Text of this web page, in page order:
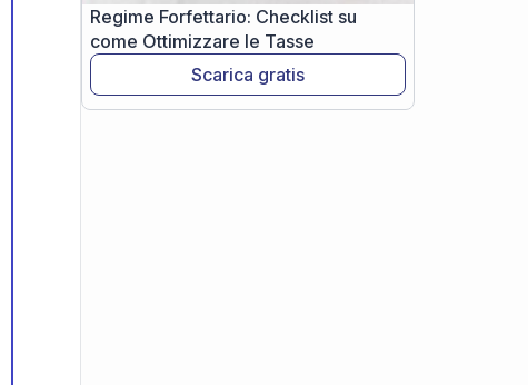
Regime Forfettario: Checklist su
come Ottimizzare le Tasse
Scarica gratis